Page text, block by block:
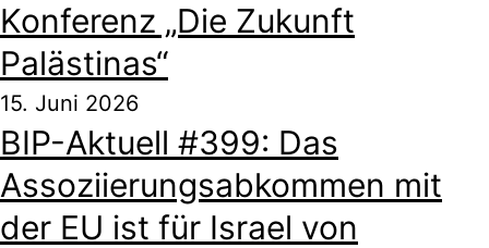
Konferenz „Die Zukunft
Palästinas“
15. Juni 2026
BIP-Aktuell #399: Das
Assoziierungsabkommen mit
der EU ist für Israel von